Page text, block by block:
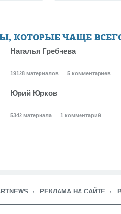
КОТОРЫЕ ЧАЩЕ
Наталья Гребнева
19128 материалов 5 комментариев
Юрий Юрков
5342 материала 1 комментарий
РЕКЛАМА НА САЙТЕ